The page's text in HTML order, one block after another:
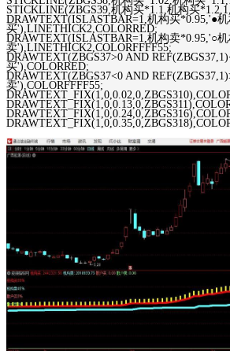
STICKLINE(ZBGS39,机构买*1.1,机构买
DRAWTEXT(ISLASTBAR=1,机构买*0.95,'●
买'),LINETHICK2,COLORRED;
DRAWTEXT(ISLASTBAR=1,机构卖*0.95,'○机
卖'),LINETHICK2,COLORFFFF55;
DRAWTEXT(ZBGS37>0 AND
买'),COLORRED;
DRAWTEXT(ZBGS37<0 AND
卖'),COLORFFFF55;